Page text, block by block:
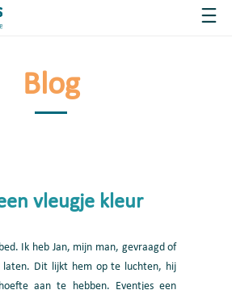
Blog
vleugje kleur
Ik heb Jan, mijn man, gevraagd of
laten. Dit lijkt hem op te luchten, hij
aan te hebben. Eventjes een